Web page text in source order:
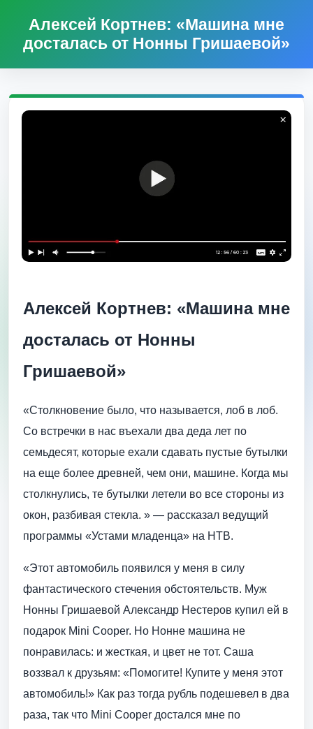
Алексей Кортнев: «Машина мне
досталась от Нонны Гришаевой»
Алексей Кортнев: «Машина мне
досталась от Нонны
Гришаевой»
«Столкновение было, что называется, лоб в лоб.
Со встречки в нас въехали два деда лет по
семьдесят, которые ехали сдавать пустые бутылки
на еще более древней, чем они, машине. Когда мы
столкнулись, те бутылки летели во все стороны из
окон, разбивая стекла. » — рассказал ведущий
программы «Устами младенца» на НТВ.
«Этот автомобиль появился у меня в силу
фантастического стечения обстоятельств. Муж
Нонны Гришаевой Александр Нестеров купил ей в
подарок Mini Cooper. Но Нонне машина не
понравилась: и жесткая, и цвет не тот. Саша
воззвал к друзьям: «Помогите! Купите у меня этот
автомобиль!» Как раз тогда рубль подешевел в два
раза, так что Mini Cooper достался мне по